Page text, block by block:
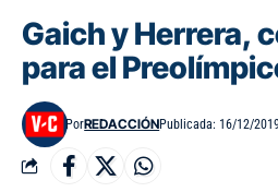
Gaich y Herrera,
para el
PorREDACCIÓNPublicada: 16/12/